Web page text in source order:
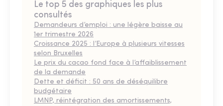
Le top 5 des graphiques les plus
consultés
Demandeurs d’emploi : une légère baisse au
1er trimestre 2026
Croissance 2025 : l’Europe à plusieurs vitesses
selon Bruxelles
Le prix du cacao fond face à l’affaiblissement
de la demande
Dette et déficit : 50 ans de déséquilibre
budgétaire
LMNP, réintégration des amortissements,